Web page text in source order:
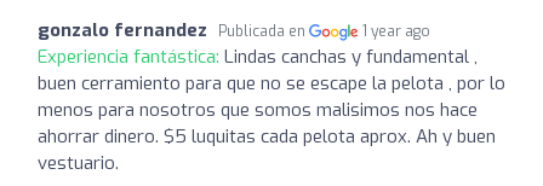
gonzalo fernandez Publicada en 1 year ago
Experiencia fantástica: Lindas canchas y fundamental ,
buen cerramiento para que no se escape la pelota , por lo
menos para nosotros que somos malisimos nos hace
ahorrar dinero. $5 luquitas cada pelota aprox. Ah y buen
vestuario.